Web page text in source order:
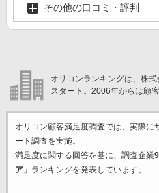
その他の口コミ・評判
オリコンランキングは、株
スタート。2006年からは顧
オリコン顧客満足度調査では、実際に
ート調査を実施。
満足度に関する回答を基に、調査企業
ア」ランキングを発表しています。